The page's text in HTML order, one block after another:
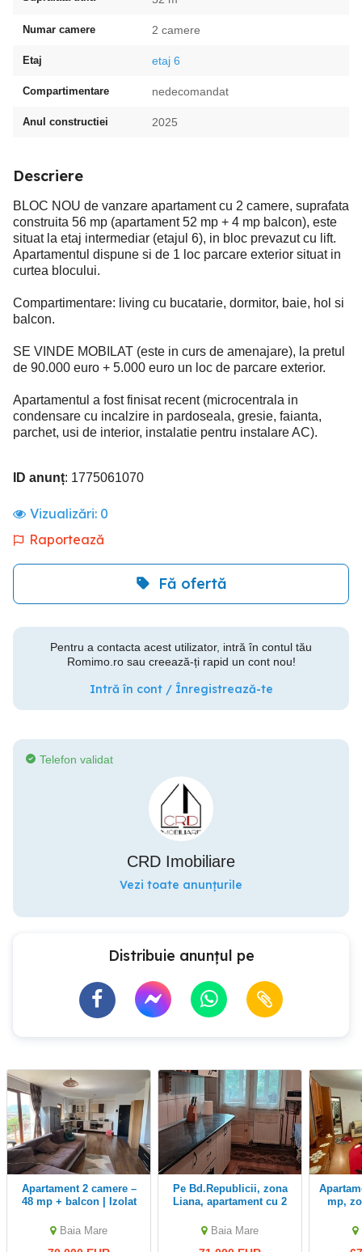
Numar camere 2 camere
Etaj etaj 6
Compartimentare nedecomandat
Anul constructiei 2025
Descriere
BLOC NOU de vanzare apartament cu 2 camere, suprafata
construita 56 mp (apartament 52 mp + 4 mp balcon), este
situat la etaj intermediar (etajul 6), in bloc prevazut cu lift.
Apartamentul dispune si de 1 loc parcare exterior situat in
curtea blocului.
Compartimentare: living cu bucatarie, dormitor, baie, hol si
balcon.
SE VINDE MOBILAT (este in curs de amenajare), la pretul
de 90.000 euro + 5.000 euro un loc de parcare exterior.
Apartamentul a fost finisat recent (microcentrala in
condensare cu incalzire in pardoseala, gresie, faianta,
parchet, usi de interior, instalatie pentru instalare AC).
ID anunț: 1775061070
Vizualizări: 0
Raportează
Fă ofertă
Pentru a contacta acest utilizator, intră în contul tău
Romimo.ro sau creează-ți rapid un cont nou!
Intră în cont / Înregistrează-te
Telefon validat
CRD Imobiliare
Vezi toate anunțurile
Distribuie anunțul pe
Apartament 2 camere –
48 mp + balcon | Izolat
Ultracentral
Baia Mare
Pe Bd.Republicii, zona
Liana, apartament cu 2
decomandat,etaj2.
Baia Mare
Apartament 2 camere, 64
mp,